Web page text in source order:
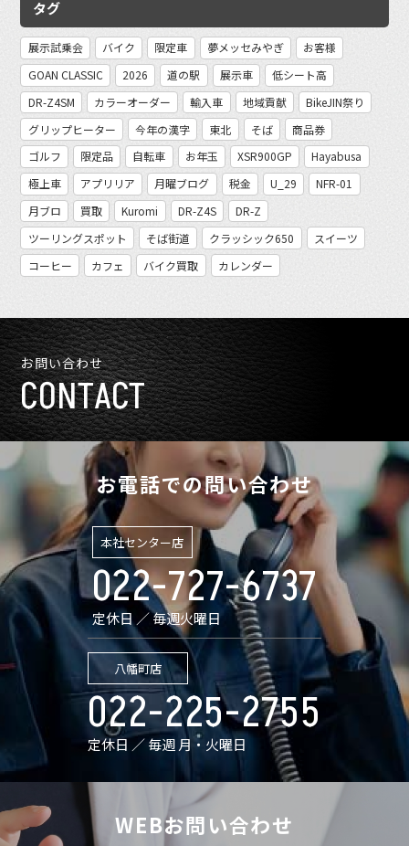
タグ
展示試乗会 バイク 限定車 夢メッセみやぎ
お客様
GOAN CLASSIC
2026 道の駅 展示車
低シート高
DR-Z4SM
カラーオーダー 輸入車 地域貢献
BikeJIN祭り
グリップヒーター
今年の漢字 東北 そば
商品券
ゴルフ
限定品 自転車 お年玉 XSR900GP
Hayabusa
極上車
アプリリア 月曜ブログ 税金 U_29
NFR-01
月ブロ
買取 Kuromi DR-Z4S
DR-Z
ツーリングスポット
そば街道 クラッシック650
スイーツ
コーヒー
カフェ バイク買取 カレンダー
お問い合わせ
CONTACT
お電話での問い合わせ
本社センター店
022-727-6737
定休日 ／ 毎週火曜日
八幡町店
022-225-2755
定休日 ／ 毎週 月・火曜日
WEBお問い合わせ